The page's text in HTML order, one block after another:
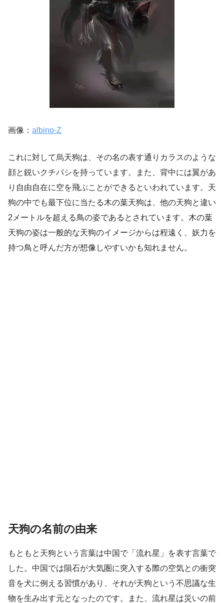
画像： albino-Z
これに対して烏天狗は、その名の表す通りカラスのような
顔と鋭いクチバシを持っています。また、背中には翼があ
り自由自在に空を飛ぶことができるといわれています。天
狗の中でも最下位に当たる木の葉天狗は、他の天狗と違い
2メートルを超える鳥の姿であるとされています。木の葉
天狗の姿は一般的な天狗のイメージからは程遠く、妖力を
持つ鳥と呼んだ方が想像しやすいかも知れません。
天狗の名前の由来
もともと天狗という言葉は中国で「流れ星」を表す言葉で
した。中国では隕石が大気圏に突入する際の空気との衝突
音を犬に例える習慣があり、それが天狗という不思議な生
物を生み出す元となったのです。また、流れ星は災いの前